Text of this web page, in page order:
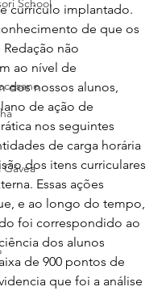
School
Gávea
currículo implantado.
de que os
não
ao nível de
dos nossos alunos,
de ação de
nos seguintes
de carga horária
dos itens curriculares
Essas ações
e ao longo do tempo,
foi correspondido ao
dos alunos
de 900 pontos de
que foi a análise